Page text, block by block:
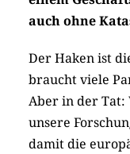
auch ohne
Der Haken ist
braucht viele
Aber in der Tat:
unsere
damit die